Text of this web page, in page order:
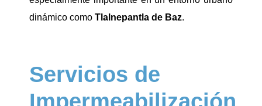
dinámico como Tlalnepantla de Baz.
Servicios de